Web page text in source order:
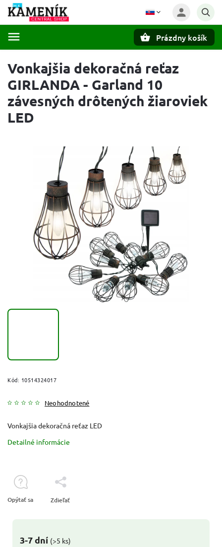
Prázdny košík
Vonkajšia dekoračná reťaz
GIRLANDA - Garland 10
závesných drôtených žiaroviek
LED
Kód: 10514324017
Neohodnotené
3-7 dní (>5 ks)
Vonkajšia dekoračná reťaz LED
Detailné informácie
Opýtať sa Zdieľať